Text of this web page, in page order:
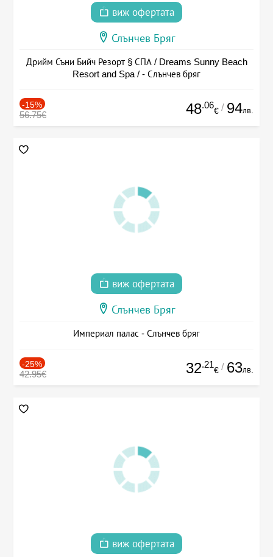
виж офертата
Слънчев Бряг
Дрийм Съни Бийч Резорт § СПА / Dreams Sunny Beach
Resort and Spa / - Слънчев бряг
-15%
56.75€ 48.06
€ / 94лв.
виж офертата
Слънчев Бряг
Империал палас - Слънчев бряг
-25%
42.95€ 32.21
€ / 63лв.
виж офертата